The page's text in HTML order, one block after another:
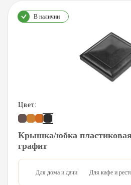
В наличии
Цвет:
Крышка/юбка пластиковая
графит
Для дома и дачи Для кафе и